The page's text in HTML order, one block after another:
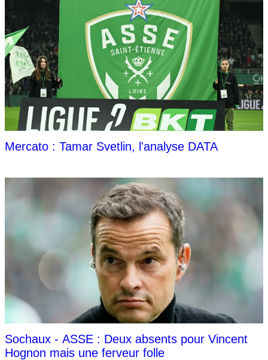
Mercato : Tamar Svetlin, l'analyse DATA
Sochaux - ASSE : Deux absents pour Vincent
Hognon mais une ferveur folle